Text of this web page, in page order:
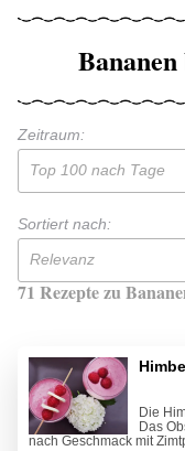
Zeitraum:
Top 100 nach Tage
Sortiert nach:
Relevanz
71 Rezepte zu
Die
Das
nach Geschmack mit